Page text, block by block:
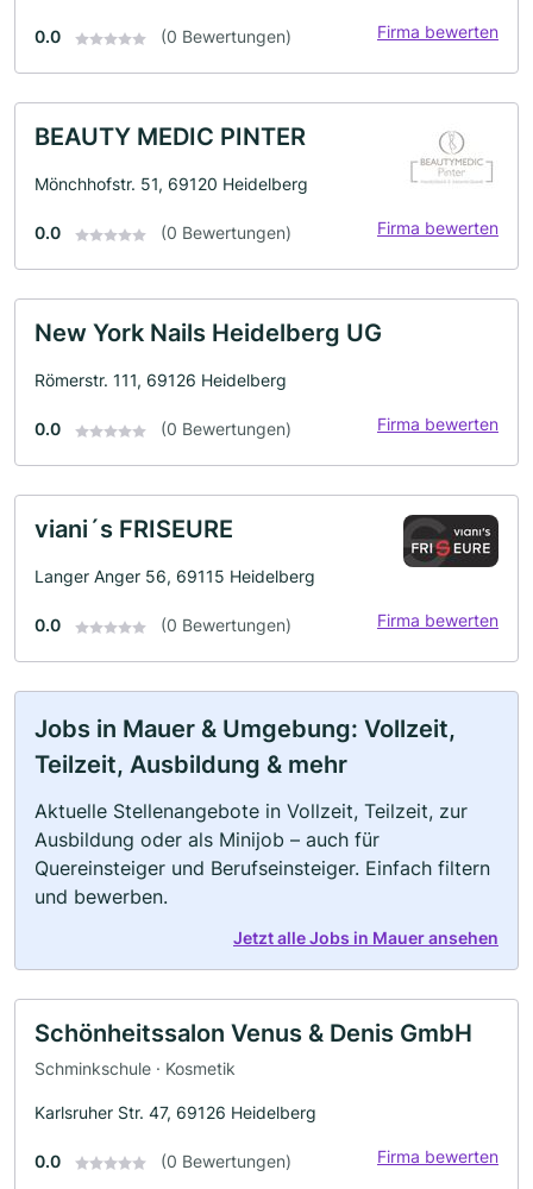
0.0 (0 Bewertungen) Firma bewerten
BEAUTY MEDIC PINTER
Mönchhofstr. 51, 69120 Heidelberg
0.0 (0 Bewertungen) Firma bewerten
New York Nails Heidelberg UG
Römerstr. 111, 69126 Heidelberg
0.0 (0 Bewertungen) Firma bewerten
viani´s FRISEURE
Langer Anger 56, 69115 Heidelberg
0.0 (0 Bewertungen) Firma bewerten
Jobs in Mauer & Umgebung: Vollzeit,
Teilzeit, Ausbildung & mehr
Aktuelle Stellenangebote in Vollzeit, Teilzeit, zur
Ausbildung oder als Minijob – auch für
Quereinsteiger und Berufseinsteiger. Einfach filtern
und bewerben.
Jetzt alle Jobs in Mauer ansehen
Schönheitssalon Venus & Denis GmbH
Schminkschule · Kosmetik
Karlsruher Str. 47, 69126 Heidelberg
0.0 (0 Bewertungen) Firma bewerten